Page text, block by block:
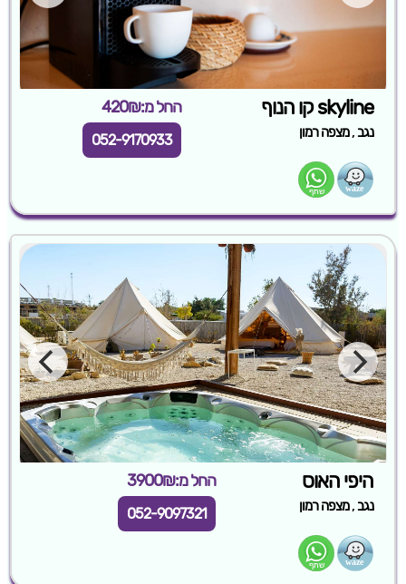
skyline קו הנוף החל מ:420₪
נגב,מצפה רמון 052-9170933
היפי האוס החל מ:3900₪
נגב,מצפה רמון 052-9097321